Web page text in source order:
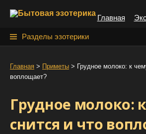
Главная
Разделы эзотерики
Главная > Приметы > Грудное молоко: к
воплощает?
Грудное молоко:
снится и что